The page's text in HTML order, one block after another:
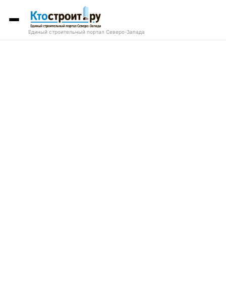
Единый строительный портал Северо-Запада